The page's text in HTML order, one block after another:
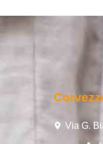
Via G.